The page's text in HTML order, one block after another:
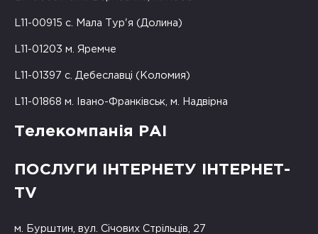
L11-00915 с. Мала Тур'я (Долина)
L11-01203 м. Яремче
L11-01397 с. Дебеславці (Коломия)
L11-01868 м. Івано-Франківськ, м. Надвірна
Телекомпанія РАІ
ПОСЛУГИ ІНТЕРНЕТУ ІНТЕРНЕТ-
TV
м. Бурштин, вул. Січових Стрільців, 27